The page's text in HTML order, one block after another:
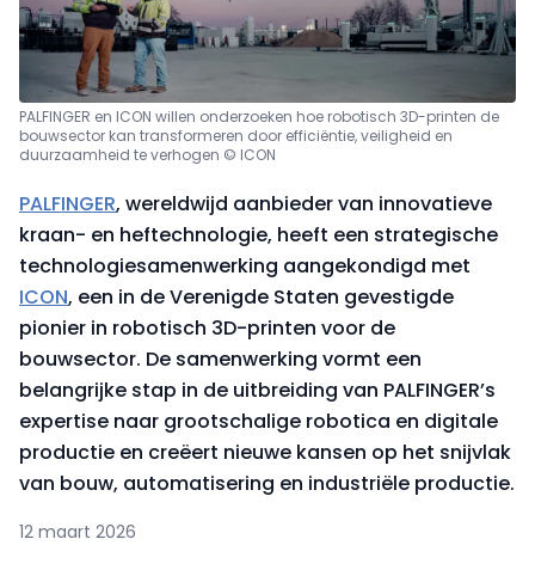
PALFINGER en ICON willen onderzoeken hoe robotisch 3D-printen de
bouwsector kan transformeren door efficiëntie, veiligheid en
duurzaamheid te verhogen © ICON
PALFINGER, wereldwijd aanbieder van innovatieve
kraan- en heftechnologie, heeft een strategische
technologiesamenwerking aangekondigd met
ICON, een in de Verenigde Staten gevestigde
pionier in robotisch 3D-printen voor de
bouwsector. De samenwerking vormt een
belangrijke stap in de uitbreiding van PALFINGER’s
expertise naar grootschalige robotica en digitale
productie en creëert nieuwe kansen op het snijvlak
van bouw, automatisering en industriële productie.
12 maart 2026